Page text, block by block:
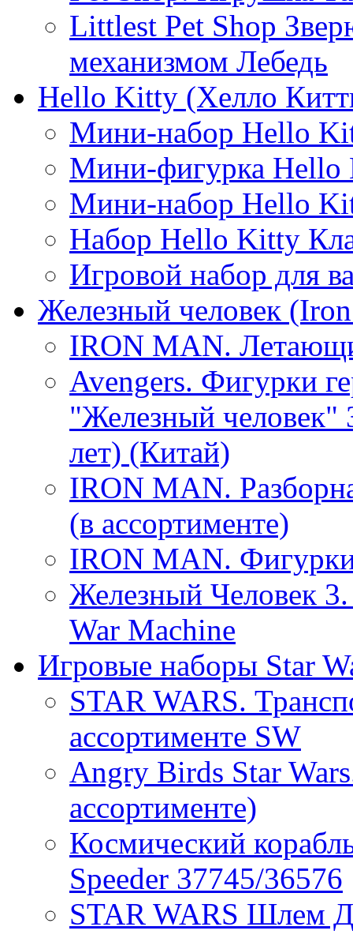
Littlest Pet Shop
механизмом Лебедь
Hello Kitty (Хелло
Мини-набор Hello
Мини-фигурка Hello
Мини-набор Hello
Набор Hello Kitty
Игровой набор для
Железный человек
IRON MAN.
Avengers. Фигурки
"Железный человек"
лет) (Китай)
IRON MAN.
(в ассортименте)
IRON MAN.
Железный Человек
War Machine
Игровые наборы Star
STAR WARS.
ассортименте SW
Angry Birds Star
ассортименте)
Космический
Speeder 37745/36576
STAR WARS Шлем